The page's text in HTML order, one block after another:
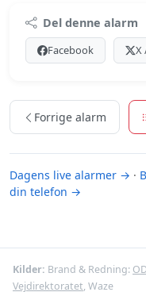
Log ind med
Del denne alarm
Facebook X
Forrige alarm
Dagens live alarmer → ·
din telefon →
Kilder: Brand & Redning:
Vejdirektoratet, Waze